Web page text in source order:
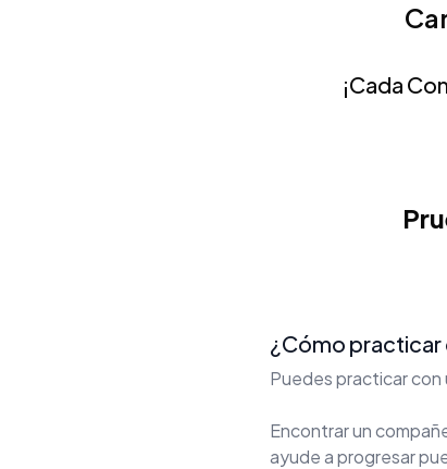
¡Cada
¿Cómo practicar
Puedes practicar con
Encontrar un
ayude a progresar